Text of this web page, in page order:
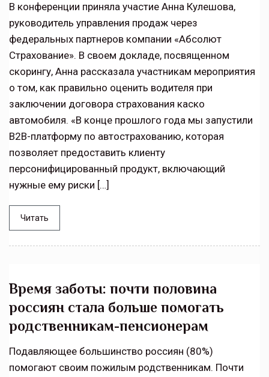
В конференции приняла участие Анна Кулешова,
руководитель управления продаж через
федеральных партнеров компании «Абсолют
Страхование». В своем докладе, посвященном
скорингу, Анна рассказала участникам мероприятия
о том, как правильно оценить водителя при
заключении договора страхования каско
автомобиля. «В конце прошлого года мы запустили
B2B-платформу по автострахованию, которая
позволяет предоставить клиенту
персонифицированный продукт, включающий
нужные ему риски […]
Читать
Время заботы: почти половина
россиян стала больше помогать
родственникам-пенсионерам
Подавляющее большинство россиян (80%)
помогают своим пожилым родственникам. Почти